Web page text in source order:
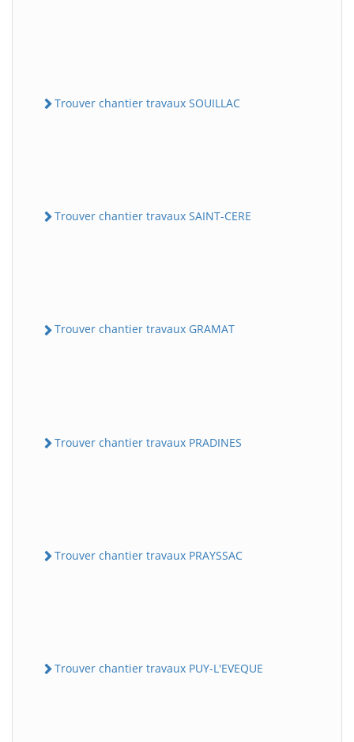
Trouver chantier travaux SOUILLAC
Trouver chantier travaux SAINT-CERE
Trouver chantier travaux GRAMAT
Trouver chantier travaux PRADINES
Trouver chantier travaux PRAYSSAC
Trouver chantier travaux PUY-L'EVEQUE